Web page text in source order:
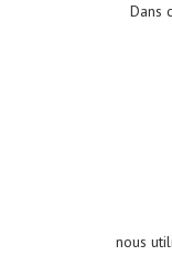
Dans
nous